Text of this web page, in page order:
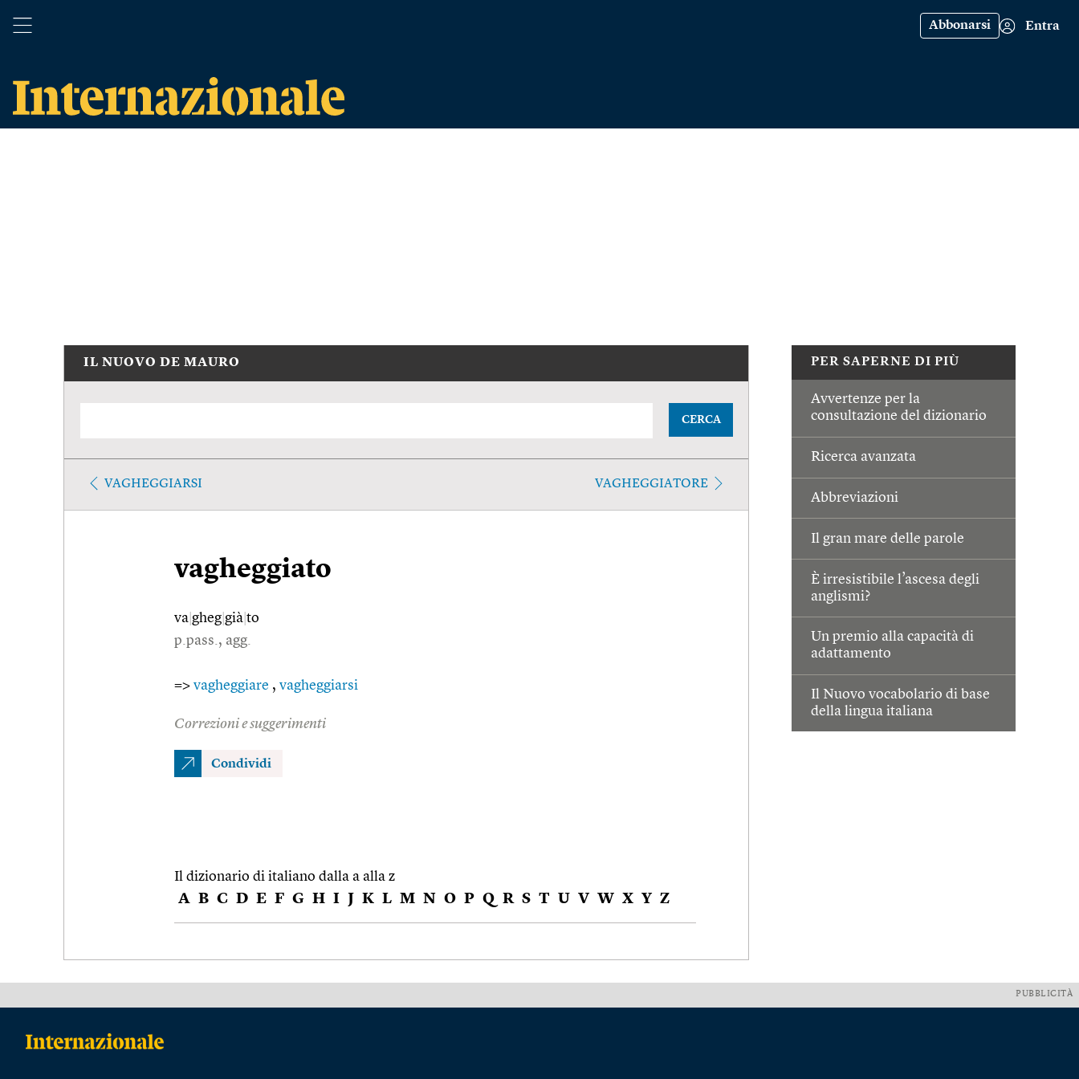
Abbonarsi Entra
PER SAPERNE DI PIÙ
Avvertenze per la
consultazione del dizionario
Ricerca avanzata
Abbreviazioni
Il gran mare delle parole
È irresistibile l’ascesa degli
anglismi?
Un premio alla capacità di
adattamento
Il Nuovo vocabolario di base
della lingua italiana
IL NUOVO DE MAURO
CERCA
VAGHEGGIARSI VAGHEGGIATORE
vagheggiato
va gheg già to
p.pass., agg.
=> vagheggiare , vagheggiarsi
Correzioni e suggerimenti
Condividi
Il dizionario di italiano dalla a alla z
A B C D E F G H I J K L M N O P Q R S T U V W X Y Z
PUBBLICITÀ